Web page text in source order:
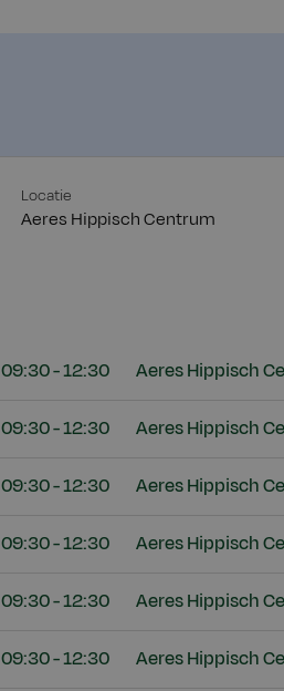
Locatie
Aeres Hippisch Centrum
09:30 - 12:30 Aeres Hippisch
09:30 - 12:30 Aeres Hippisch
09:30 - 12:30 Aeres Hippisch
09:30 - 12:30 Aeres Hippisch
09:30 - 12:30 Aeres Hippisch
09:30 - 12:30 Aeres Hippisch